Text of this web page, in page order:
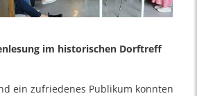
im historischen Dorftreff
ein zufriedenes Publikum konnten